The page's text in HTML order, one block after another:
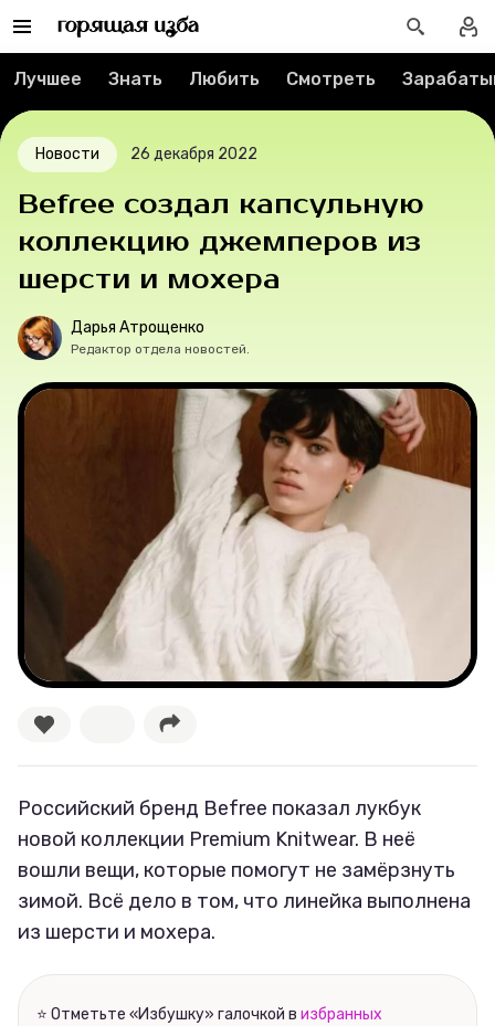
Контакты
Мерч
О компании
Секспросвет
Великие женщины
Тренды
Ваши истории
Соцсети
Лучшее Знать Любить Смотреть
Новости 26 декабря 2022
Befree создал капсульную
коллекцию джемперов из
шерсти и мохера
Дарья Атрощенко
Редактор отдела новостей.
Российский бренд Befree показал лукбук
новой коллекции Premium Knitwear. В неё
вошли вещи, которые помогут не замёрзнуть
зимой. Всё дело в том, что линейка выполнена
из шерсти и мохера.
⭐ Отметьте «Избушку» галочкой в избранных